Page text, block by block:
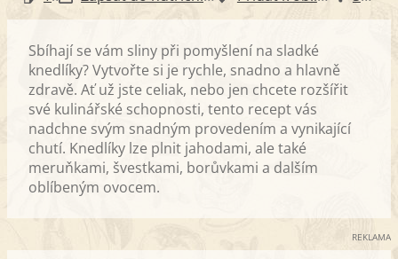
Sbíhají se vám sliny při pomyšlení na sladké
knedlíky? Vytvořte si je rychle, snadno a hlavně
zdravě. Ať už jste celiak, nebo jen chcete rozšířit
své kulinářské schopnosti, tento recept vás
nadchne svým snadným provedením a vynikající
chutí. Knedlíky lze plnit jahodami, ale také
meruňkami, švestkami, borůvkami a dalším
oblíbeným ovocem.
REKLAMA